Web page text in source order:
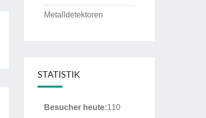
Metalldetektoren
STATISTIK
Besucher heute:110